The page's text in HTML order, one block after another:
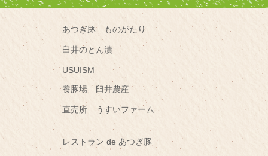
あつぎ豚 ものがたり
臼井のとん漬
USUISM
養豚場 臼井農産
直売所 うすいファーム
レストラン de あつぎ豚